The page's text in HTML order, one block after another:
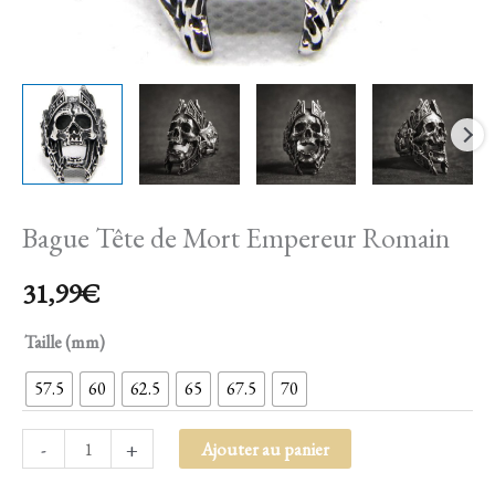
Bague Tête de Mort Empereur Romain
31,99€
Taille (mm)
57.5 60 62.5 65 67.5 70
- + Ajouter au panier